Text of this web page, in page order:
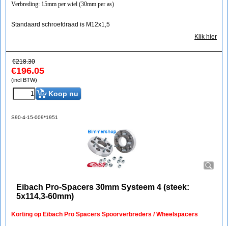
Verbreding: 15mm per wiel (30mm per as)
Standaard schroefdraad is M12x1,5
Klik hier
€218.30
€196.05
(incl BTW)
Koop nu
S90-4-15-009*1951
Eibach Pro-Spacers 30mm Systeem 4 (steek:
5x114,3-60mm)
Korting op Eibach Pro Spacers Spoorverbreders / Wheelspacers